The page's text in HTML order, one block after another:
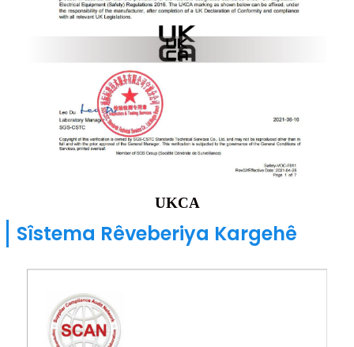
UKCA
Sîstema Rêveberiya Kargehê